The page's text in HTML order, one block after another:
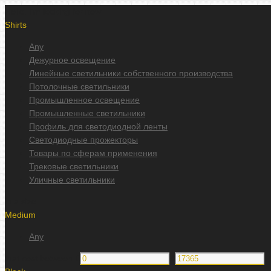
Shirts
Any
Дежурное освещение
Линейные светильники собственного производства
Потолочные светильники
Промышленное освещение
Промышленные светильники
Профиль для светодиодной ленты
Светодиодные прожекторы
Товары по сферам применения
Трековые светильники
Уличные светильники
Medium
Any